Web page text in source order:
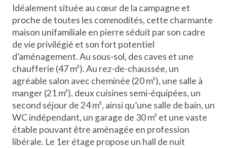
Idéalement située au cœur de la campagne et
proche de toutes les commodités, cette charmante
maison unifamiliale en pierre séduit par son cadre
de vie privilégié et son fort potentiel
d’aménagement. Au sous-sol, des caves et une
chaufferie (47 m²). Au rez-de-chaussée, un
agréable salon avec cheminée (20 m²), une salle à
manger (21 m²), deux cuisines semi-équipées, un
second séjour de 24 m², ainsi qu’une salle de bain, un
WC indépendant, un garage de 30 m² et une vaste
étable pouvant être aménagée en profession
libérale. Le 1er étage propose un hall de nuit